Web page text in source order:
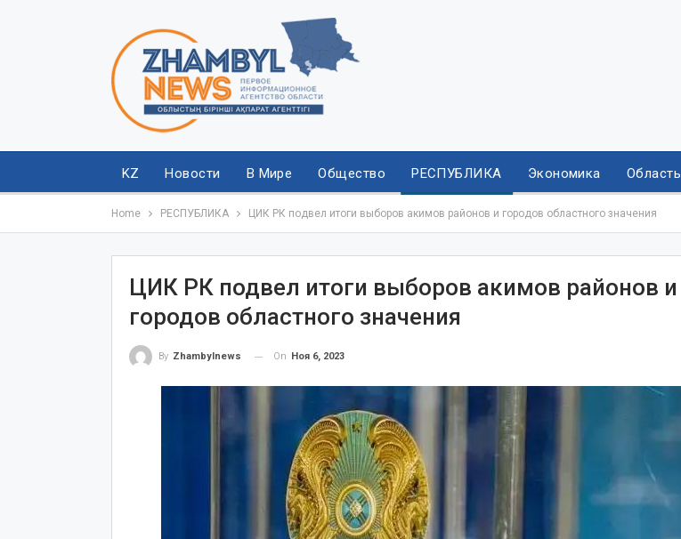
KZ Новости В Мире Общество РЕСПУБЛИКА Экономика Область
Home РЕСПУБЛИКА ЦИК РК подвел итоги выборов акимов районов и городов областного значения
ЦИК РК подвел итоги выборов акимов районов и
городов областного значения
By Zhambylnews On Ноя 6, 2023